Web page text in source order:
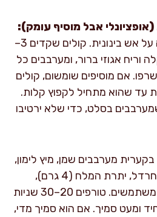
אבל מוסיף עומק):
מחממים מחבת יבשה על אש בינונית. קולים שקדים 3–
וריח אגוזי ברור, ומערבבים כל
אם מוסיפים שומשום, קולים
1–2 דקות עד שהוא מתחיל לקפוץ קלות.
בסלט, כדי שלא ירטיבו
בקערית מערבבים שמן, מיץ לימון,
חומץ, דבש או סילאן, חרדל, יתרת המלח (4 גרם),
פלפל שחור ושום אם משתמשים. טורפים 20–30 שניות
ומעט סמיך. אם הוא סמיך מדי,